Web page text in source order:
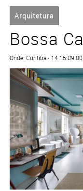
Arquitetura
Bossa
Onde: Curitiba • 14